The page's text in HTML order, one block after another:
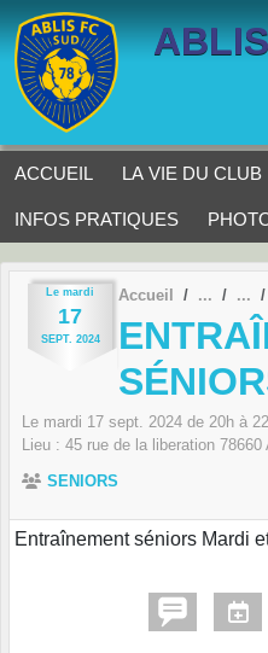
ACCUEIL LA VIE DU CLUB
INFOS PRATIQUES
Le mardi
17
SEPT. 2024
Accueil
Le mardi 17 sept. 2024 de 20h à
Lieu : 45 rue de la liberation 78660
SENIORS
Entraînement séniors Mardi
Panneau de gestion des